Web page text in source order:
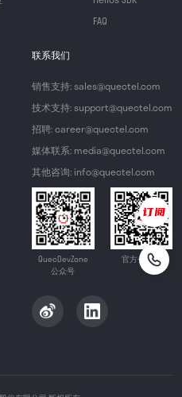
FAQ
联系我们
销售支持: sales@quectel.com
技术支持: support@quectel.com
招聘: career@quectel.com
媒体联系: media@quectel.com
其他咨询: info@quectel.com
QuecDevZone
公众号
官方公众号